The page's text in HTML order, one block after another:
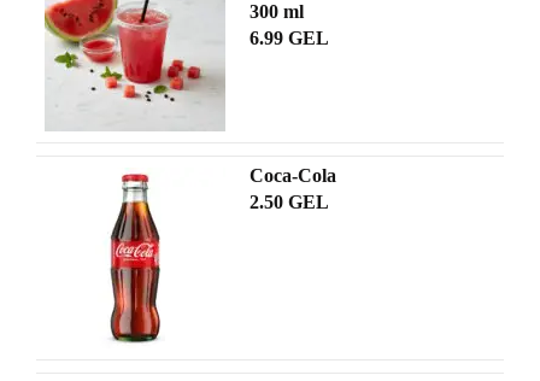
300 ml
6.99 GEL
Coca-Cola
2.50 GEL